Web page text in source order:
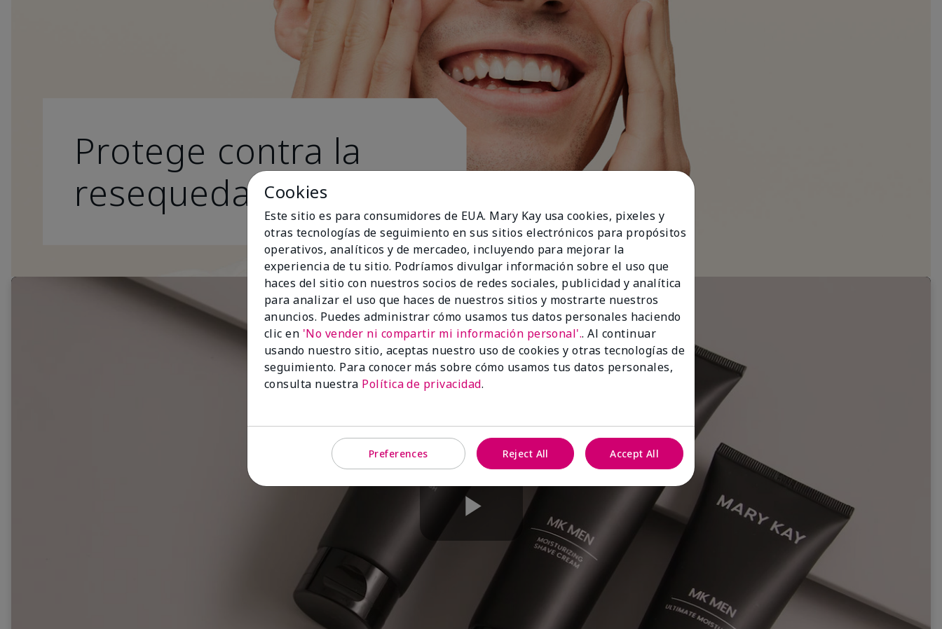
Protege contra la
resequedad.
Play
Video
Cookies
Este sitio es para consumidores de EUA. Mary Kay usa cookies, pixeles y
otras tecnologías de seguimiento en sus sitios electrónicos para propósitos
operativos, analíticos y de mercadeo, incluyendo para mejorar la
experiencia de tu sitio. Podríamos divulgar información sobre el uso que
haces del sitio con nuestros socios de redes sociales, publicidad y analítica
para analizar el uso que haces de nuestros sitios y mostrarte nuestros
anuncios. Puedes administrar cómo usamos tus datos personales haciendo
clic en 'No vender ni compartir mi información personal'.. Al continuar
usando nuestro sitio, aceptas nuestro uso de cookies y otras tecnologías de
seguimiento. Para conocer más sobre cómo usamos tus datos personales,
consulta nuestra Política de privacidad.
Preferences Reject All Accept All